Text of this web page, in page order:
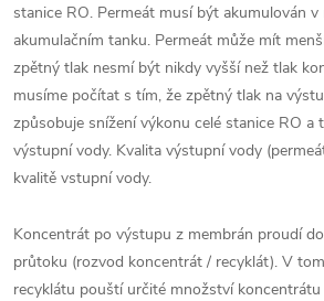
stanice RO. Permeát musí být akumulován v
akumulačním tanku. Permeát může mít
zpětný tlak nesmí být nikdy vyšší než tlak
musíme počítat s tím, že zpětný tlak na
způsobuje snížení výkonu celé stanice RO a
výstupní vody. Kvalita výstupní vody
kvalitě vstupní vody.
Koncentrát po výstupu z membrán proudí
průtoku (rozvod koncentrát / recyklát). V
recyklátu pouští určité množství